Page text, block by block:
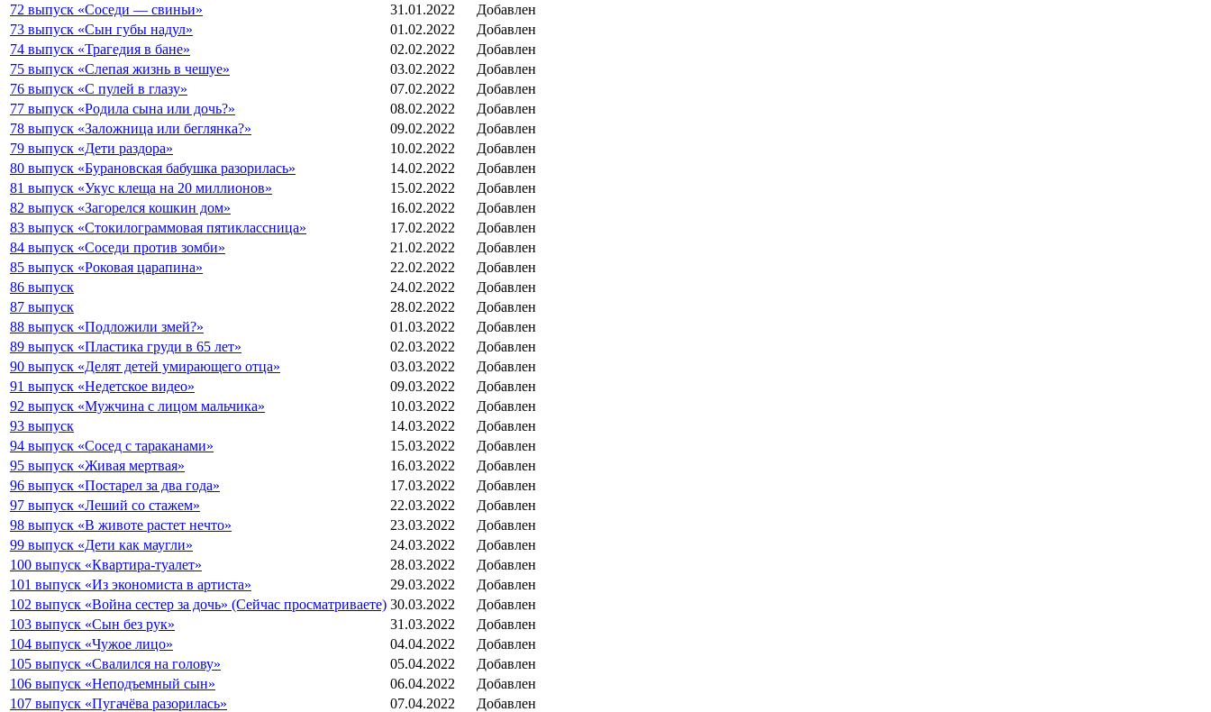
72 выпуск «Соседи — свиньи»
31.01.2022
Добавлен
73 выпуск «Сын губы надул»
01.02.2022
Добавлен
74 выпуск «Трагедия в бане»
02.02.2022
Добавлен
75 выпуск «Слепая жизнь в чешуе»
03.02.2022
Добавлен
76 выпуск «С пулей в глазу»
07.02.2022
Добавлен
77 выпуск «Родила сына или дочь?»
08.02.2022
Добавлен
78 выпуск «Заложница или беглянка?»
09.02.2022
Добавлен
79 выпуск «Дети раздора»
10.02.2022
Добавлен
80 выпуск «Бурановская бабушка разорилась»
14.02.2022
Добавлен
81 выпуск «Укус клеща на 20 миллионов»
15.02.2022
Добавлен
82 выпуск «Загорелся кошкин дом»
16.02.2022
Добавлен
83 выпуск «Стокилограммовая пятиклассница»
17.02.2022
Добавлен
84 выпуск «Соседи против зомби»
21.02.2022
Добавлен
85 выпуск «Роковая царапина»
22.02.2022
Добавлен
86 выпуск
24.02.2022
Добавлен
87 выпуск
28.02.2022
Добавлен
88 выпуск «Подложили змей?»
01.03.2022
Добавлен
89 выпуск «Пластика груди в 65 лет»
02.03.2022
Добавлен
90 выпуск «Делят детей умирающего отца»
03.03.2022
Добавлен
91 выпуск «Недетское видео»
09.03.2022
Добавлен
92 выпуск «Мужчина с лицом мальчика»
10.03.2022
Добавлен
93 выпуск
14.03.2022
Добавлен
94 выпуск «Сосед с тараканами»
15.03.2022
Добавлен
95 выпуск «Живая мертвая»
16.03.2022
Добавлен
96 выпуск «Постарел за два года»
17.03.2022
Добавлен
97 выпуск «Леший со стажем»
22.03.2022
Добавлен
98 выпуск «В животе растет нечто»
23.03.2022
Добавлен
99 выпуск «Дети как маугли»
24.03.2022
Добавлен
100 выпуск «Квартира-туалет»
28.03.2022
Добавлен
101 выпуск «Из экономиста в артиста»
29.03.2022
Добавлен
102 выпуск «Война сестер за дочь» (Сейчас просматриваете) 30.03.2022
Добавлен
103 выпуск «Сын без рук»
31.03.2022
Добавлен
104 выпуск «Чужое лицо»
04.04.2022
Добавлен
105 выпуск «Свалился на голову»
05.04.2022
Добавлен
106 выпуск «Неподъемный сын»
06.04.2022
Добавлен
107 выпуск «Пугачёва разорилась»
07.04.2022 Добавлен